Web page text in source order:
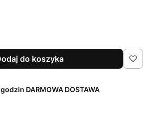
do koszyka
DARMOWA DOSTAWA